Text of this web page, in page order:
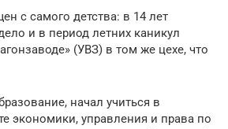
с самого детства: в 14 лет
и в период летних каникул
(УВЗ) в том же цехе, что
начал учиться в
экономики, управления и права по